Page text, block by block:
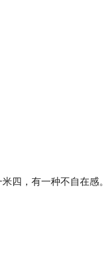
四，有一种不自在感。